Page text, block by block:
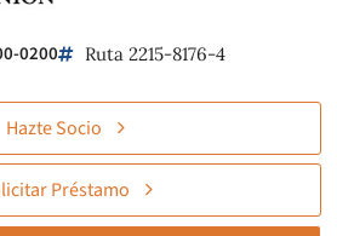
0200 Ruta 2215-8176-4
Hazte Socio
Préstamo